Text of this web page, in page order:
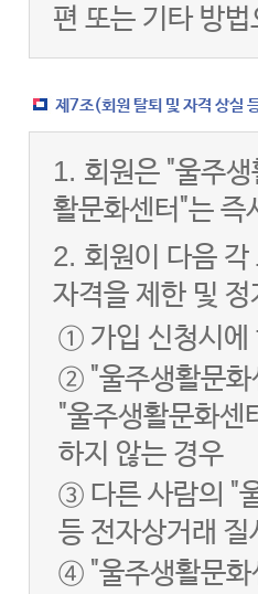
편 또는 기타 방
제7조(회원 탈퇴 및 자격 상실
1. 회원은 "울주
활문화센터"는 즉
2. 회원이 다음
자격을 제한 및
① 가입 신청시에
② "울주생활문화
"울주생활문화센
하지 않는 경우
③ 다른 사람의 "
등 전자상거래
④ "울주생활문화